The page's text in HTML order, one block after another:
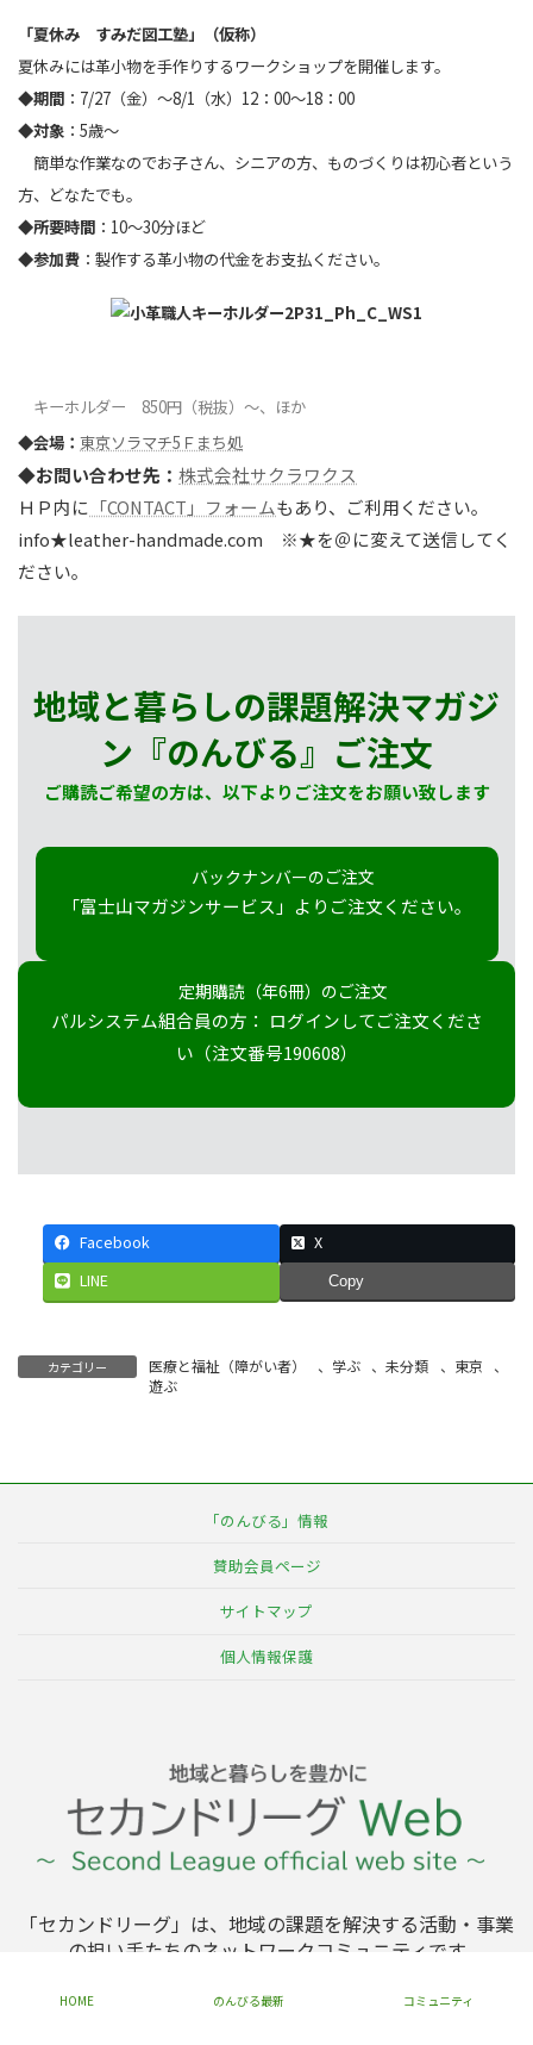
「夏休み すみだ図工塾」（仮称）
夏休みには革小物を手作りするワークショップを開催します。
◆期間 ：7/27（金）～8/1（水）12：00～18：00
◆対象 ：5歳～
簡単な作業なのでお子さん、シニアの方、ものづくりは初心者という
方、どなたでも。
◆所要時間 ：10～30分ほど
◆参加費 ：製作する革小物の代金をお支払ください。
キーホルダー
850円（税抜）～、ほか
◆会場： 東京ソラマチ5Ｆまち処
◆お問い合わせ先： 株式会社サクラワクス
ＨＰ内に 「CONTACT」フォームもあり、ご利用ください。
info★leather-handmade.com ※★を＠に変えて送信してく
ださい。
地域と暮らしの課題解決マガジ
ン『のんびる』 ご注文
ご購読ご希望の方は、以下よりご注文をお願い致します
バックナンバーのご注文
「富士山マガジンサービス」よりご注文ください。
定期購読（年6冊）のご注文
パルシステム組合員の方： ログインしてご注文くださ
い（注文番号190608）
Facebook
X
LINE
Copy
カテゴリー 医療と福祉（障がい者） 、 学ぶ 、未分類 、 東京
、
遊ぶ
「のんびる」情報
賛助会員ページ
サイトマップ
個人情報保護
「セカンドリーグ」は、地域の課題を解決する活動・事業
の担い手たちのネットワークコミュニティです
HOME のんびる最新 コミュニティ